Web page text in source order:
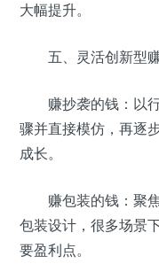
大幅提升。
五、灵活创新型
赚抄袭的钱：以行
骤并直接模仿，再逐
成长。
赚包装的钱：聚焦
包装设计，很多场景
要盈利点。